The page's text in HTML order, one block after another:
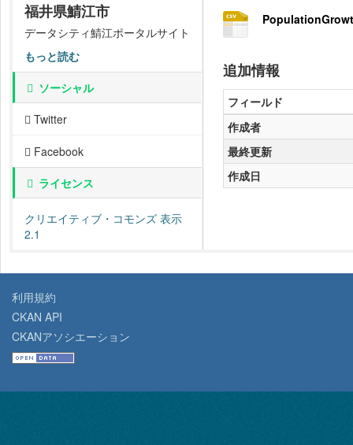
福井県鯖江市
データシティ鯖江ポータルサイト
もっと読む
ソーシャル
Twitter
Facebook
ライセンス
クリエイティブ・コモンズ 表示
2.1
追加情報
フィールド
作成者
最終更新
作成日
利用規約
CKAN API
CKANアソシエーション